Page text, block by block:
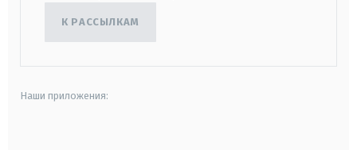
К РАССЫЛКАМ
Наши приложения: